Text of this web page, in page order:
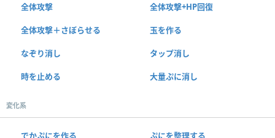
全体攻撃 全体攻撃+HP回復
全体攻撃＋さぼらせる 玉を作る
なぞり消し タップ消し
時を止める 大量ぷに消し
変化系
でかぷにを作る ぷにを整理する